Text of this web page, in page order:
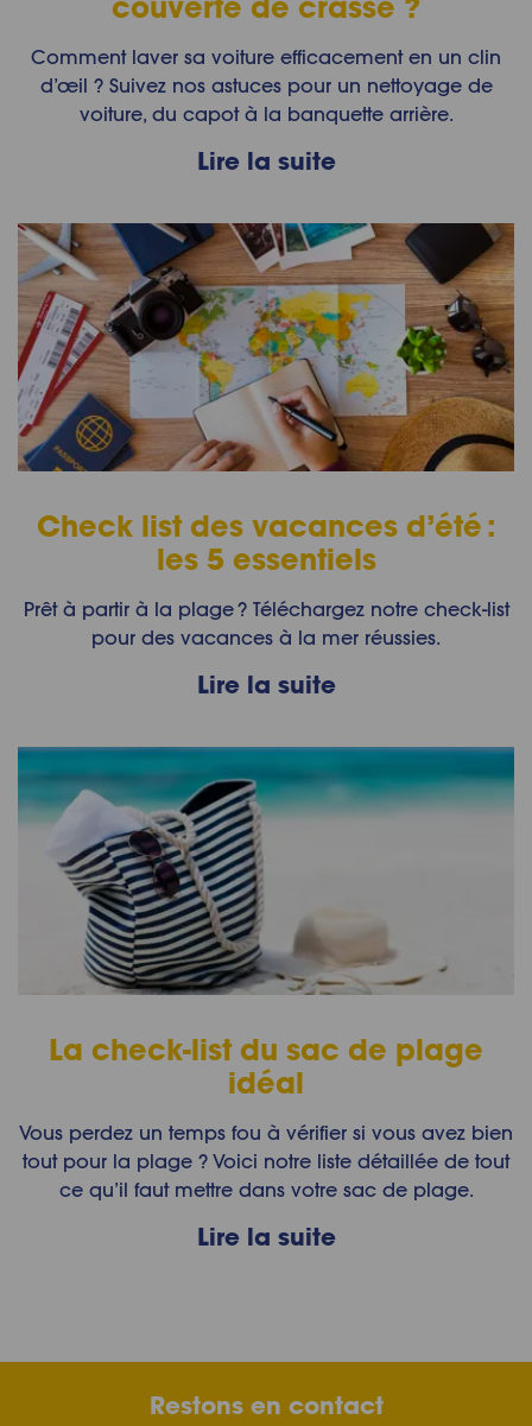
Comment laver sa voiture efficacement en un clin
d’œil ? Suivez nos astuces pour un nettoyage de
voiture, du capot à la banquette arrière.
Lire la suite
Check list des vacances d’été :
les 5 essentiels
Prêt à partir à la plage ? Téléchargez notre check-list
pour des vacances à la mer réussies.
Lire la suite
La check-list du sac de plage
idéal
Vous perdez un temps fou à vérifier si vous avez bien
tout pour la plage ? Voici notre liste détaillée de tout
ce qu’il faut mettre dans votre sac de plage.
Lire la suite
Restons en contact